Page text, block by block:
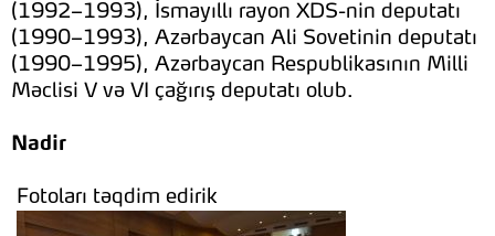
(1992–1993), İsmayıllı rayon XDS-nin deputatı
(1990–1993), Azərbaycan Ali Sovetinin deputatı
(1990–1995), Azərbaycan Respublikasının Milli
Məclisi V və VI çağırış deputatı olub.
Nadir
Fotoları təqdim edirik